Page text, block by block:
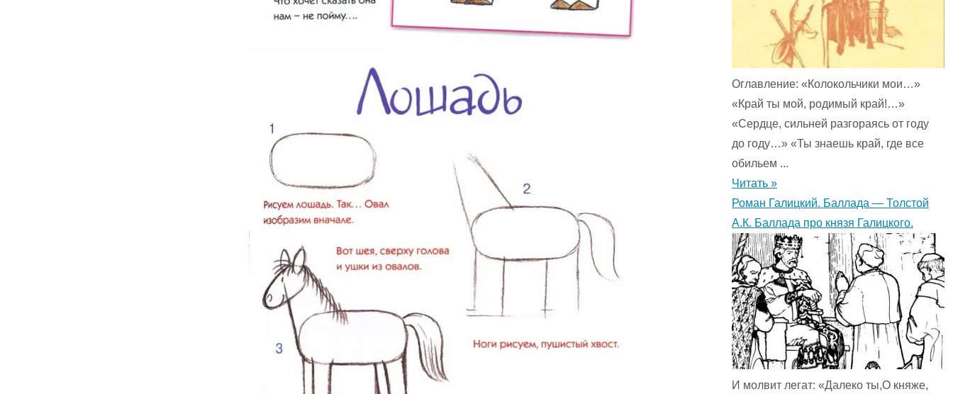
Оглавление: «Колокольчики мои…»
«Край ты мой, родимый край!…»
«Сердце, сильней разгораясь от году
до году…» «Ты знаешь край, где все
обильем ...
Читать »
Роман Галицкий. Баллада — Толстой
А.К. Баллада про князя Галицкого.
И молвит легат: «Далеко ты,О княже,